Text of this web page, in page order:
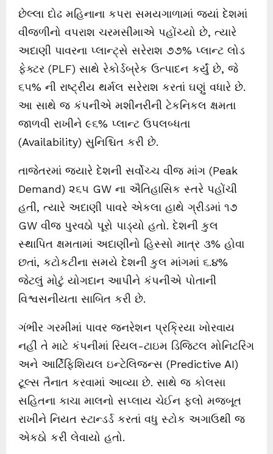
છેલ્લા દોઢ મહિનાના કપરા સમયગાળામાં જ્યાં દેશમાં
વીજળીનો વપરાશ ચરમસીમાએ પહોંચ્યો છે, ત્યારે
અદાણી પાવરના પ્લાન્ટ્સે સરેરાશ ૭૭% પ્લાન્ટ લોડ
ફેક્ટર (PLF) સાથે રેકોર્ડબ્રેક ઉત્પાદન કર્યું છે, જે
૬૫% ની રાષ્ટ્રીય થર્મલ સરેરાશ કરતાં ઘણું વધારે છે.
આ સાથે જ કંપનીએ મશીનરીની ટેકનિકલ ક્ષમતા
જાળવી રાખીને ૯૬% પ્લાન્ટ ઉપલબ્ધતા
(Availability) સુનિશ્ચિત કરી છે.
તાજેતરમાં જ્યારે દેશની સર્વોચ્ચ વીજ માંગ (Peak
Demand) ૨૬૫ GW ના ઐતિહાસિક સ્તરે પહોંચી
હતી, ત્યારે અદાણી પાવરે એકલા હાથે ગ્રીડમાં ૧૭
GW વીજ પુરવઠો પૂરો પાડ્યો હતો. દેશની કુલ
સ્થાપિત ક્ષમતામાં અદાણીનો હિસ્સો માત્ર ૩% હોવા
છતાં, કટોકટીના સમયે દેશની કુલ માંગમાં ૬.૪%
જેટલું મોટું યોગદાન આપીને કંપનીએ પોતાની
વિશ્વસનીયતા સાબિત કરી છે.
ગંભીર ગરમીમાં પાવર જનરેશન પ્રક્રિયા ખોરવાય
નહીં તે માટે કંપનીમાં રિયલ-ટાઇમ ડિજિટલ મોનિટરિંગ
અને આર્ટિફિશિયલ ઇન્ટેલિજન્સ (Predictive AI)
ટૂલ્સ તૈનાત કરવામાં આવ્યા છે. સાથે જ કોલસા
સહિતના કાચા માલનો સપ્લાય ચેઈન ફ્લો મજબૂત
રાખીને નિયત સ્ટાન્ડર્ડ કરતાં વધુ સ્ટોક અગાઉથી જ
એકઠો કરી લેવાયો હતો.